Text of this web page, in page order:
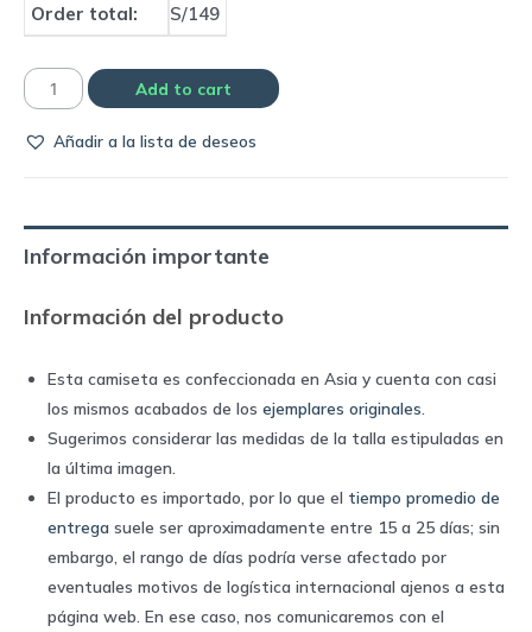
Order total:
S/149
Camiseta
home
quantity
Add to cart
Añadir a la lista de deseos
Información importante
Información del producto
Esta camiseta es confeccionada en Asia y cuenta con casi
los mismos acabados de los ejemplares originales
Sugerimos considerar las medidas de la talla estipuladas en
la última imagen.
El producto es importado, por lo que el tiempo promedio de
entrega suele ser aproximadamente entre 15 a 25 días; sin
embargo, el rango de días podría verse afectado por
eventuales motivos de logística internacional ajenos a esta
página web. En ese caso, nos comunicaremos con el